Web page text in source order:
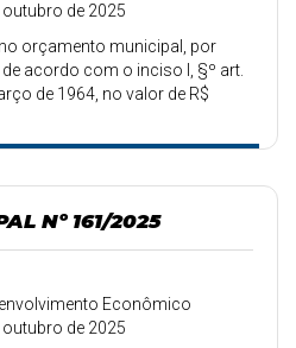
de 2025
orçamento municipal, por
acordo com o inciso I, §º art.
de 1964, no valor de R$
Nº 161/2025
Econômico
de 2025